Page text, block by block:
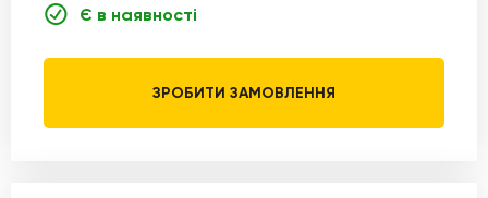
Є в наявності
ЗРОБИТИ ЗАМОВЛЕННЯ